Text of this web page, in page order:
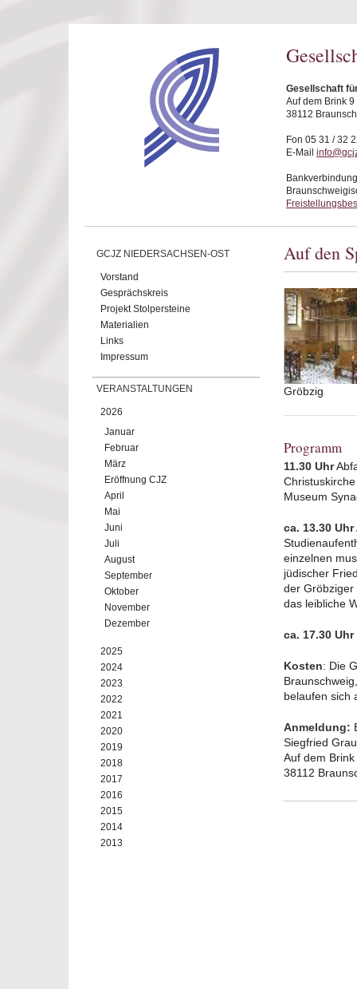
Gesellschaft
Auf dem Brink 9
38112
Fon 05 31 / 32
E-Mail
GCJZ NIEDERSACHSEN-OST
Vorstand
Gesprächskreis
Projekt Stolpersteine
Materialien
Links
Impressum
VERANSTALTUNGEN
2026
Januar
Februar
März
Eröffnung CJZ
April
Mai
Juni
Juli
August
September
Oktober
November
Dezember
2025
2024
2023
2022
2021
2020
2019
2018
2017
2016
2015
2014
2013
Auf den
Gröbzig
Programm
11.30 Uhr
Museum
ca. 13.30 Uhr
einzelnen
jüdischer
der Gröbziger
das leibliche
ca. 17.30 Uhr
Kosten: Die
belaufen sich
Anmeldung:
Siegfried
Auf dem Brink
38112